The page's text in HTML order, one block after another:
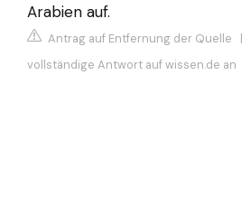
Arabien auf.
Antrag auf Entfernung der Quelle |
vollständige Antwort auf wissen.de an